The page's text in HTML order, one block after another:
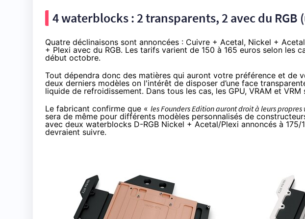
4 waterblocks : 2 transparents, 2 avec du RGB
Quatre déclinaisons sont annoncées : Cuivre + Acetal, Nickel +
+ Plexi avec du RGB. Les tarifs varient de 150 à 165 euros selon les
début octobre.
Tout dépendra donc des matières qui auront votre préférence et de
deux derniers modèles on l'intérêt de disposer d’une face
liquide de refroidissement. Dans tous les cas, les GPU, VRAM et
Le fabricant confirme que « les Founders Edition auront droit à leurs
sera de même pour différents modèles personnalisés de
avec deux waterblocks D-RGB Nickel + Acetal/Plexi annoncés à 175/
devraient suivre.